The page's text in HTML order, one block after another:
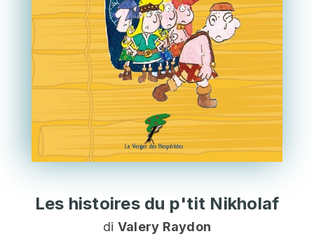
Les histoires du p'tit Nikholaf
di Valery Raydon